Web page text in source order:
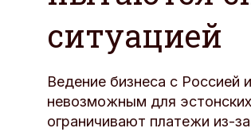
ситуацией
Ведение бизнеса с Россией
невозможным для
ограничивают платежи из-